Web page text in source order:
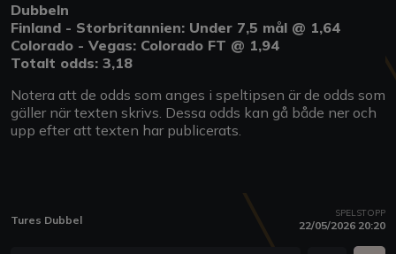
Dubbeln
Finland - Storbritannien: Under 7,5 mål @ 1,64
Colorado - Vegas: Colorado FT @ 1,94
Totalt odds: 3,18
Notera att de odds som anges i speltipsen är de odds som
gäller när texten skrivs. Dessa odds kan gå både ner och
upp efter att texten har publicerats.
Tures Dubbel SPELSTOPP
22/05/2026 20:20